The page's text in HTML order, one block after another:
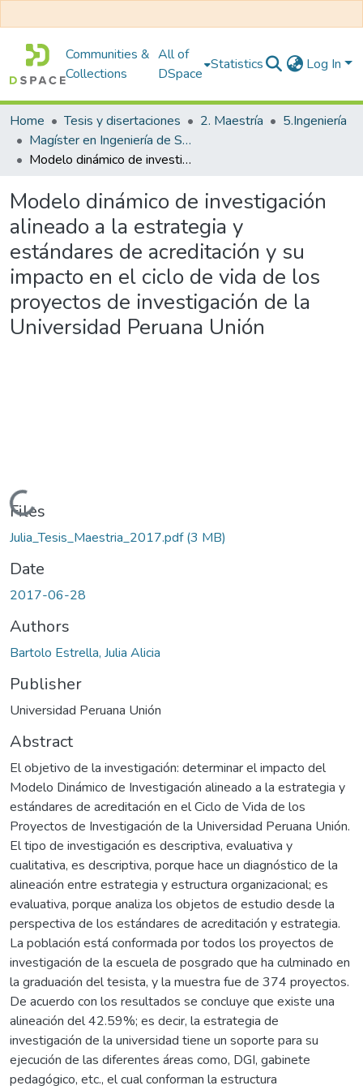
Communities &
Collections
All of
DSpace
Statistics Log In
Home Tesis y disertaciones 2. Maestría
5.Ingeniería
Magíster en Ingeniería de Sistemas con Mención en Dirección y Gestión en Tecnología de Información
Modelo dinámico de investigación alineado a la estrategia y estándares de acreditación y su impacto en el ciclo de vida de los proyectos de investigación de la Universidad Peruana Unión
Modelo dinámico de investigación
alineado a la estrategia y
estándares de acreditación y su
impacto en el ciclo de vida de los
proyectos de investigación de la
Universidad Peruana Unión
Loading...
Files
Julia_Tesis_Maestria_2017.pdf(3 MB)
Date
2017-06-28
Authors
Bartolo Estrella, Julia Alicia
Publisher
Universidad Peruana Unión
Abstract
El objetivo de la investigación: determinar el impacto del
Modelo Dinámico de Investigación alineado a la estrategia y
estándares de acreditación en el Ciclo de Vida de los
Proyectos de Investigación de la Universidad Peruana Unión.
El tipo de investigación es descriptiva, evaluativa y
cualitativa, es descriptiva, porque hace un diagnóstico de la
alineación entre estrategia y estructura organizacional; es
evaluativa, porque analiza los objetos de estudio desde la
perspectiva de los estándares de acreditación y estrategia.
La población está conformada por todos los proyectos de
investigación de la escuela de posgrado que ha culminado en
la graduación del tesista, y la muestra fue de 374 proyectos.
De acuerdo con los resultados se concluye que existe una
alineación del 42.59%; es decir, la estrategia de
investigación de la universidad tiene un soporte para su
ejecución de las diferentes áreas como, DGI, gabinete
pedagógico, etc., el cual conforman la estructura